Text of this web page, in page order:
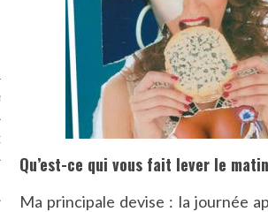
CARAVELLE
PODCAST
Qu’est-ce qui vous fait lever le
Ma principale devise : la journée